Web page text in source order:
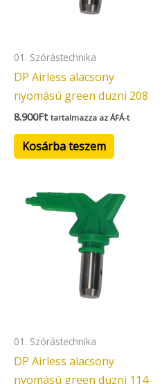
01. Szórástechnika
DP Airless alacsony
nyomású green düzni 208
8.900Ft tartalmazza az ÁFÁ-t
Kosárba teszem
01. Szórástechnika
DP Airless alacsony
nyomású green düzni 114